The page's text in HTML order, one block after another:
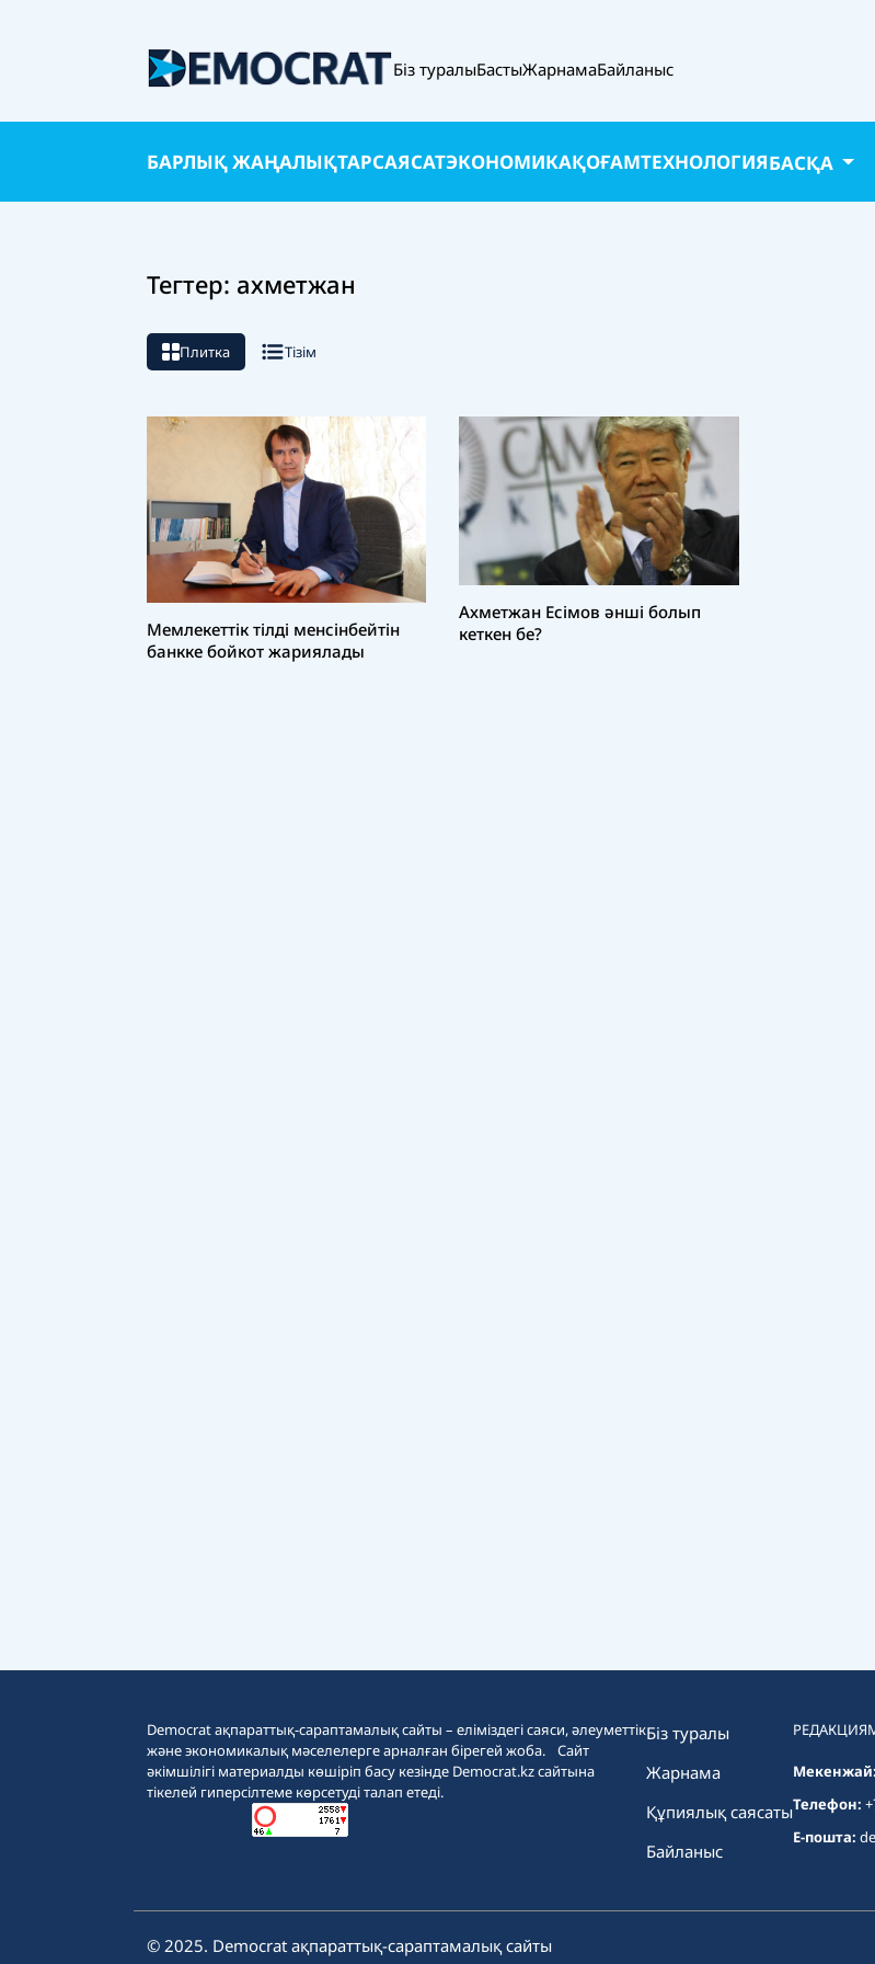
Біз туралыБастыЖарнамаБайланыс
БАРЛЫҚ ЖАҢАЛЫҚТАРСАЯСАТЭКОНОМИКАҚОҒАМТЕХНОЛОГИЯБАСҚА
Тегтер: ахметжан
Плитка Тізім
Мемлекеттік тілді менсінбейтін
банкке бойкот жариялады
Ахметжан Есімов әнші болып
кеткен бе?
Democrat ақпараттық-сараптамалық сайты – еліміздегі саяси, әлеуметтік
және экономикалық мәселелерге арналған бірегей жоба. Сайт
әкімшілігі материалды көшіріп басу кезінде Democrat.kz сайтына
тікелей гиперсілтеме көрсетуді талап етеді.
Біз туралы
Жарнама
Құпиялық саясаты
Байланыс
Мекенжай:
Телефон:
E-пошта:
© 2025. Democrat ақпараттық-сараптамалық сайты